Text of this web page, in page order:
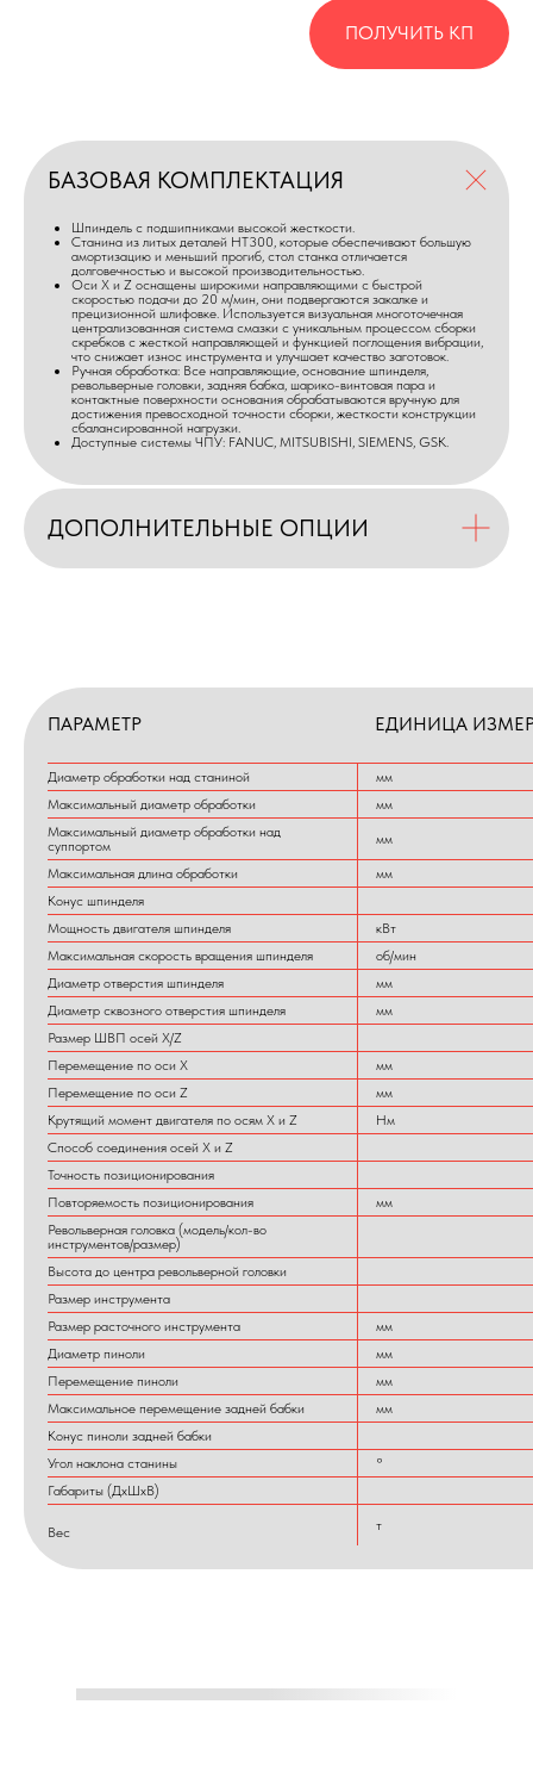
ПОЛУЧИТЬ КП
БАЗОВАЯ КОМПЛЕКТАЦИЯ
Шпиндель с подшипниками высокой жесткости.
Станина из литых деталей HT300, которые обеспечивают большую
амортизацию и меньший прогиб, стол станка отличается
долговечностью и высокой производительностью.
Оси X и Z оснащены широкими направляющими с быстрой
скоростью подачи до 20 м/мин, они подвергаются закалке и
прецизионной шлифовке. Используется визуальная многоточечная
централизованная система смазки с уникальным процессом сборки
скребков с жесткой направляющей и функцией поглощения вибрации,
что снижает износ инструмента и улучшает качество заготовок.
Ручная обработка: Все направляющие, основание шпинделя,
револьверные головки, задняя бабка, шарико-винтовая пара и
контактные поверхности основания обрабатываются вручную для
достижения превосходной точности сборки, жесткости конструкции
сбалансированной нагрузки.
Доступные системы ЧПУ: FANUC, MITSUBISHI, SIEMENS, GSK.
ДОПОЛНИТЕЛЬНЫЕ ОПЦИИ
ПАРАМЕТР ЕДИНИЦА
Диаметр обработки над станиной
мм
Максимальный диаметр обработки
мм
Максимальный диаметр обработки над
суппортом
мм
Максимальная длина обработки
мм
Конус шпинделя
Мощность двигателя шпинделя
кВт
Максимальная скорость вращения шпинделя
об/мин
Диаметр отверстия шпинделя
мм
Диаметр сквозного отверстия шпинделя
мм
Размер ШВП осей X/Z
Перемещение по оси X
мм
Перемещение по оси Z
мм
Крутящий момент двигателя по осям X и Z
Нм
Способ соединения осей X и Z
Точность позиционирования
Повторяемость позиционирования
мм
Револьверная головка (модель/кол-во
инструментов/размер)
Высота до центра револьверной головки
Размер инструмента
Размер расточного инструмента
мм
Диаметр пиноли
мм
Перемещение пиноли
мм
Максимальное перемещение задней бабки
мм
Конус пиноли задней бабки
Угол наклона станины
°
Габариты (ДхШхВ)
Вес т